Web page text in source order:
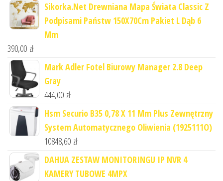
Sikorka.Net Drewniana Mapa Świata Classic Z
Podpisami Państw 150X70Cm Pakiet L Dąb 6
Mm
390,00 zł
Mark Adler Fotel Biurowy Manager 2.8 Deep
Gray
444,00 zł
Hsm Securio B35 0,78 X 11 Mm Plus Zewnętrzny
System Automatycznego Oliwienia (1925111O)
10848,60 zł
DAHUA ZESTAW MONITORINGU IP NVR 4
KAMERY TUBOWE 4MPX